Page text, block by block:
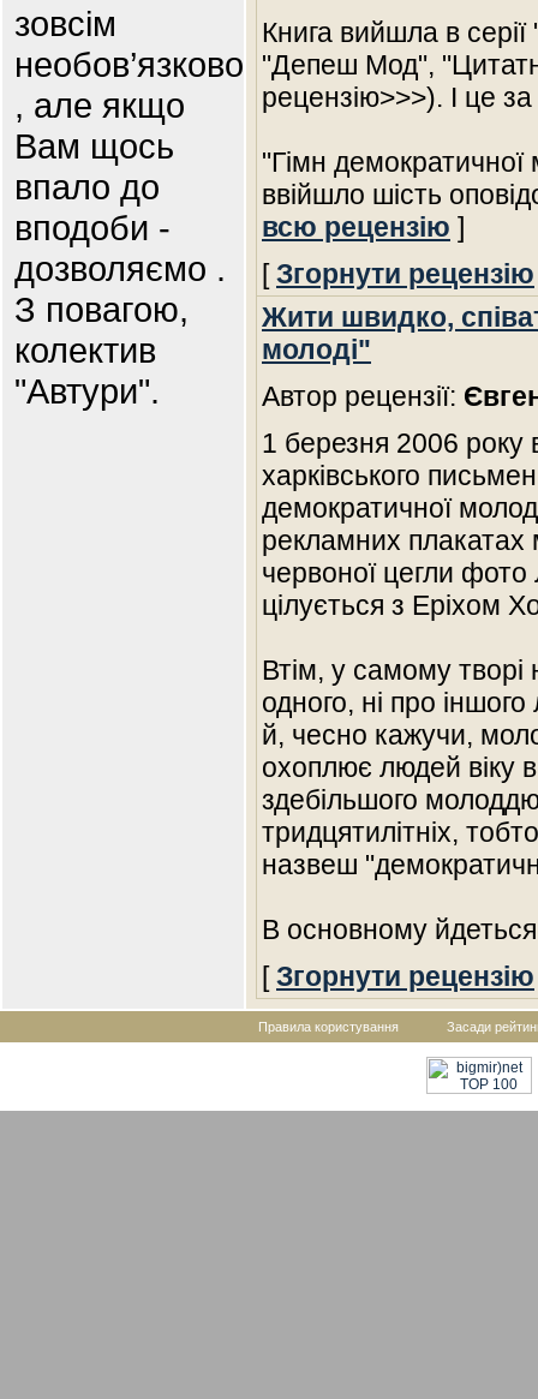
зовсім
необов’язково
, але якщо
Вам щось
впало до
вподоби -
дозволяємо .
З повагою,
колектив
"Автури".
Книга вийшла в серії
"Депеш Мод",
рецензію>>>). І це
"Гімн демократичної
ввійшло шість
всю рецензію ]
[Згорнути рецензію
Жити швидко,
молоді"
Автор рецензії:
1 березня 2006 року
харківського
демократичної
рекламних
червоної цегли
цілується з Еріхом
Втім, у самому творі
одного, ні про
й, чесно кажучи,
охоплює людей віку
здебільшого
тридцятилітніх,
назвеш
В основному
[Згорнути рецензію
Правила користування Засади